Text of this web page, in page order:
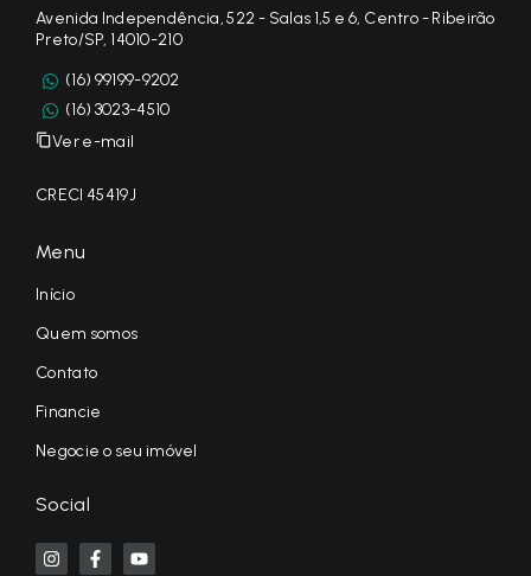
Avenida Independência, 522 - Salas 1,5 e 6, Centro - Ribeirão
Preto/SP, 14010-210
(16) 99199-9202
(16) 3023-4510
Ver e-mail
CRECI 45419J
Menu
Início
Quem somos
Contato
Financie
Negocie o seu imóvel
Social